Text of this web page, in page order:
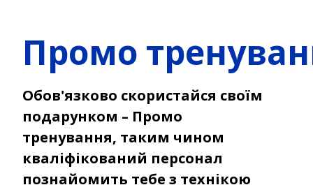
Промо
Обов'язково скористайся своїм
подарунком – Промо
тренування, таким чином
кваліфікований персонал
познайомить тебе з технікою